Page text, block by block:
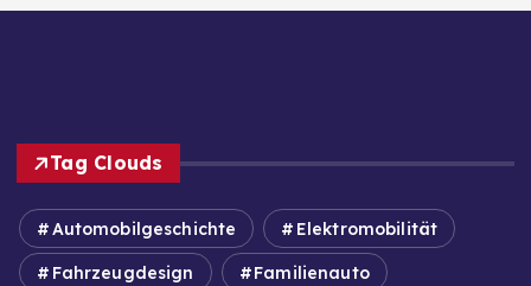
Tag Clouds
Automobilgeschichte Elektromobilität
Fahrzeugdesign Familienauto